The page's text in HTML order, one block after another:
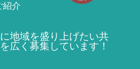
紹介
に地域を盛り上げたい共
広く募集しています！